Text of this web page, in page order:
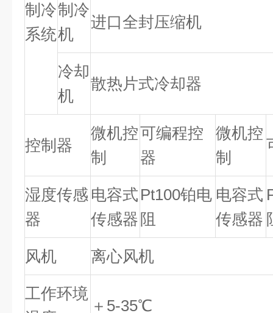
制冷
系统
制冷
机
进口全封压缩机
冷却
机
散热片式冷却器
控制器
微机控
制
可编程控
器
微机控
制
湿度传感
器
电容式
传感器
Pt100铂电
阻
电容式
传感器
风机 离心风机
工作环境
＋5-35℃